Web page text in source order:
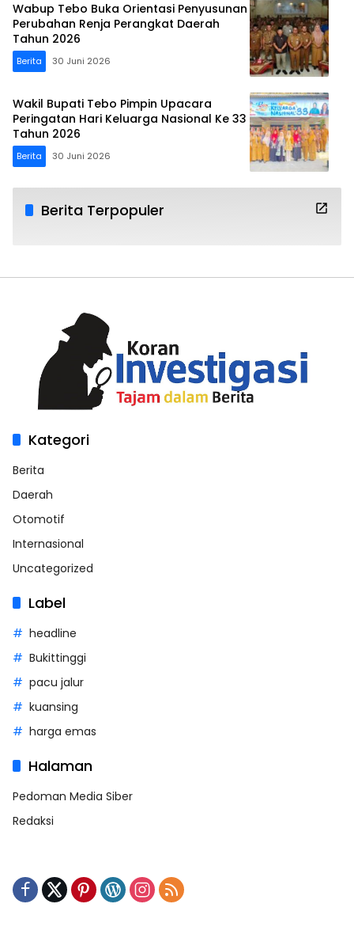
Wabup Tebo Buka Orientasi Penyusunan
Perubahan Renja Perangkat Daerah
Tahun 2026
Berita 30 Juni 2026
Wakil Bupati Tebo Pimpin Upacara
Peringatan Hari Keluarga Nasional Ke 33
Tahun 2026
Berita 30 Juni 2026
Berita Terpopuler
Kategori
Berita
Daerah
Otomotif
Internasional
Uncategorized
Label
headline
Bukittinggi
pacu jalur
kuansing
harga emas
Halaman
Pedoman Media Siber
Redaksi